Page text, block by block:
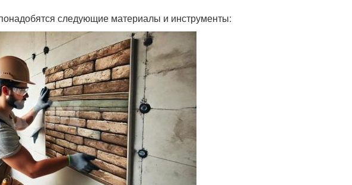
следующие материалы и инструменты: